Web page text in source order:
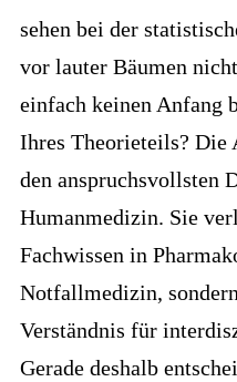
sehen bei der
vor lauter Bäumen
einfach keinen Anfang
Ihres Theorieteils? Die
den anspruchsvollsten
Humanmedizin. Sie
Fachwissen in
Notfallmedizin,
Verständnis für
Gerade deshalb